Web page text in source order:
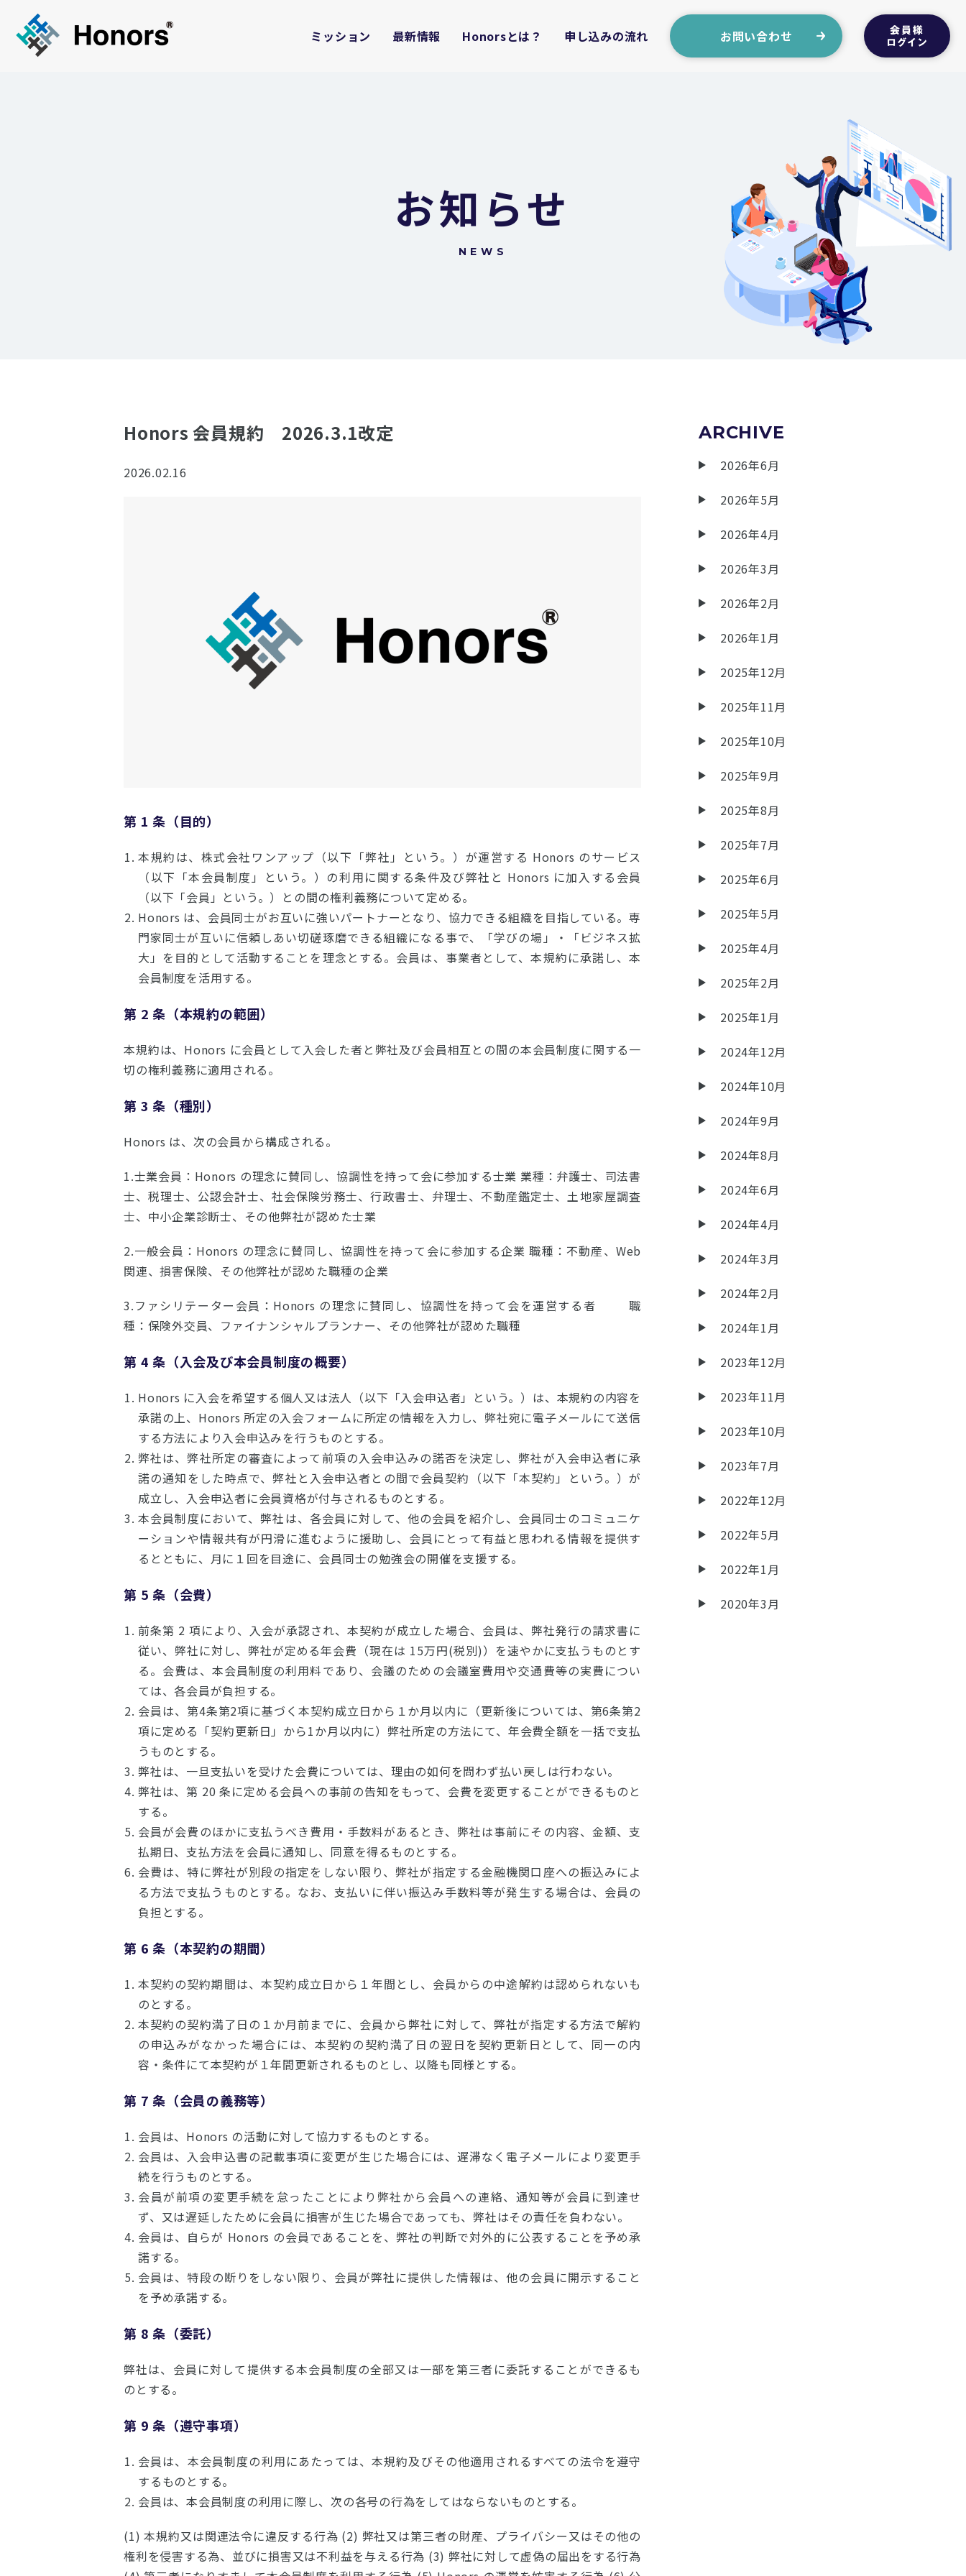
ミッション 最新情報 Honorsとは？ 申し込みの流れ お問い合わせ
お知らせ
NEWS
Honors 会員規約 2026.3.1改定
2026.02.16
第 1 条（目的）
本規約は、株式会社ワンアップ（以下「弊社」という。）が運営する Honors のサービス
（以下「本会員制度」という。）の利用に関する条件及び弊社と Honors に加入する会員
（以下「会員」という。）との間の権利義務について定める。
Honors は、会員同士がお互いに強いパートナーとなり、協力できる組織を目指している。専
門家同士が互いに信頼しあい切磋琢磨できる組織になる事で、「学びの場」・「ビジネス拡
大」を目的として活動することを理念とする。会員は、事業者として、本規約に承諾し、本
会員制度を活用する。
第 2 条（本規約の範囲）
本規約は、Honors に会員として入会した者と弊社及び会員相互との間の本会員制度に関する一
切の権利義務に適用される。
第 3 条（種別）
Honors は、次の会員から構成される。
1.士業会員：Honors の理念に賛同し、協調性を持って会に参加する士業 業種：弁護士、司法書
士、税理士、公認会計士、社会保険労務士、行政書士、弁理士、不動産鑑定士、土地家屋調査
士、中小企業診断士、その他弊社が認めた士業
2.一般会員：Honors の理念に賛同し、協調性を持って会に参加する企業 職種：不動産、Web
関連、損害保険、その他弊社が認めた職種の企業
3.ファシリテーター会員：Honors の理念に賛同し、協調性を持って会を運営する者 職
種：保険外交員、ファイナンシャルプランナー、その他弊社が認めた職種
第 4 条（入会及び本会員制度の概要）
Honors に入会を希望する個人又は法人（以下「入会申込者」という。）は、本規約の内容を
承諾の上、Honors 所定の入会フォームに所定の情報を入力し、弊社宛に電子メールにて送信
する方法により入会申込みを行うものとする。
弊社は、弊社所定の審査によって前項の入会申込みの諾否を決定し、弊社が入会申込者に承
諾の通知をした時点で、弊社と入会申込者との間で会員契約（以下「本契約」という。）が
成立し、入会申込者に会員資格が付与されるものとする。
本会員制度において、弊社は、各会員に対して、他の会員を紹介し、会員同士のコミュニケ
ーションや情報共有が円滑に進むように援助し、会員にとって有益と思われる情報を提供す
るとともに、月に１回を目途に、会員同士の勉強会の開催を支援する。
第 5 条（会費）
前条第 2 項により、入会が承認され、本契約が成立した場合、会員は、弊社発行の請求書に
従い、弊社に対し、弊社が定める年会費（現在は 15万円(税別)）を速やかに支払うものとす
る。会費は、本会員制度の利用料であり、会議のための会議室費用や交通費等の実費につい
ては、各会員が負担する。
会員は、第4条第2項に基づく本契約成立日から１か月以内に（更新後については、第6条第2
項に定める「契約更新日」から1か月以内に）弊社所定の方法にて、年会費全額を一括で支払
うものとする。
弊社は、一旦支払いを受けた会費については、理由の如何を問わず払い戻しは行わない。
弊社は、第 20 条に定める会員への事前の告知をもって、会費を変更することができるものと
する。
会員が会費のほかに支払うべき費用・手数料があるとき、弊社は事前にその内容、金額、支
払期日、支払方法を会員に通知し、同意を得るものとする。
会費は、特に弊社が別段の指定をしない限り、弊社が指定する金融機関口座への振込みによ
る方法で支払うものとする。なお、支払いに伴い振込み手数料等が発生する場合は、会員の
負担とする。
第 6 条（本契約の期間）
本契約の契約期間は、本契約成立日から１年間とし、会員からの中途解約は認められないも
のとする。
本契約の契約満了日の１か月前までに、会員から弊社に対して、弊社が指定する方法で解約
の申込みがなかった場合には、本契約の契約満了日の翌日を契約更新日として、同一の内
容・条件にて本契約が１年間更新されるものとし、以降も同様とする。
第 7 条（会員の義務等）
会員は、Honors の活動に対して協力するものとする。
会員は、入会申込書の記載事項に変更が生じた場合には、遅滞なく電子メールにより変更手
続を行うものとする。
会員が前項の変更手続を怠ったことにより弊社から会員への連絡、通知等が会員に到達せ
ず、又は遅延したために会員に損害が生じた場合であっても、弊社はその責任を負わない。
会員は、自らが Honors の会員であることを、弊社の判断で対外的に公表することを予め承
諾する。
会員は、特段の断りをしない限り、会員が弊社に提供した情報は、他の会員に開示すること
を予め承諾する。
第 8 条（委託）
弊社は、会員に対して提供する本会員制度の全部又は一部を第三者に委託することができるも
のとする。
第 9 条（遵守事項）
会員は、本会員制度の利用にあたっては、本規約及びその他適用されるすべての法令を遵守
するものとする。
会員は、本会員制度の利用に際し、次の各号の行為をしてはならないものとする。
(1) 本規約又は関連法令に違反する行為 (2) 弊社又は第三者の財産、プライバシー又はその他の
権利を侵害する為、並びに損害又は不利益を与える行為 (3) 弊社に対して虚偽の届出をする行為
ARCHIVE
2026年6月
2026年5月
2026年4月
2026年3月
2026年2月
2026年1月
2025年12月
2025年11月
2025年10月
2025年9月
2025年8月
2025年7月
2025年6月
2025年5月
2025年4月
2025年2月
2025年1月
2024年12月
2024年10月
2024年9月
2024年8月
2024年6月
2024年4月
2024年3月
2024年2月
2024年1月
2023年12月
2023年11月
2023年10月
2023年7月
2022年12月
2022年5月
2022年1月
2020年3月